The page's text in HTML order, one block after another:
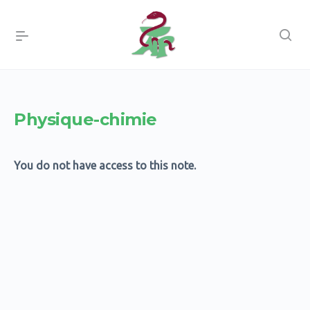
Physique-chimie
You do not have access to this note.